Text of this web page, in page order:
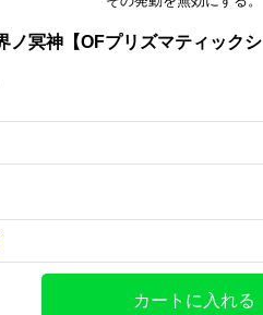
ノ冥神【OFプリズマティック